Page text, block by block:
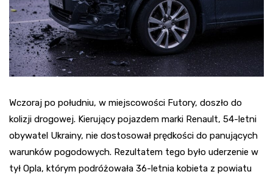
Wczoraj po południu, w miejscowości Futory, doszło do
kolizji drogowej. Kierujący pojazdem marki Renault, 54-letni
obywatel Ukrainy, nie dostosował prędkości do panujących
warunków pogodowych. Rezultatem tego było uderzenie w
tył Opla, którym podróżowała 36-letnia kobieta z powiatu